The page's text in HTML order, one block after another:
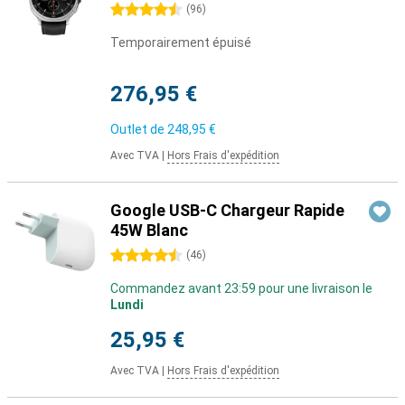
4.5 étoiles (96)
Temporairement épuisé
276,95 €
Outlet de 248,95 €
Avec TVA Hors Frais d'expédition
Google USB-C Chargeur Rapide
45W Blanc
4.5 étoiles (46)
Commandez avant 23:59 pour une livraison le
Lundi
25,95 €
Avec TVA Hors Frais d'expédition